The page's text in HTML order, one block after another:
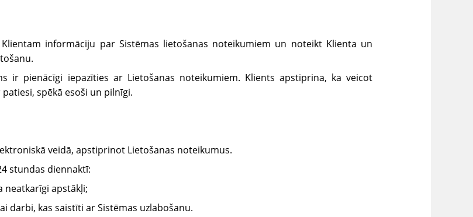
informāciju par Sistēmas lietošanas noteikumiem un noteikt Klienta un
ir pienācīgi iepazīties ar Lietošanas noteikumiem. Klients apstiprina, ka veicot
spēkā esoši un pilnīgi.
veidā, apstiprinot Lietošanas noteikumus.
stundas diennaktī:
neatkarīgi apstākļi;
darbi, kas saistīti ar Sistēmas uzlabošanu.